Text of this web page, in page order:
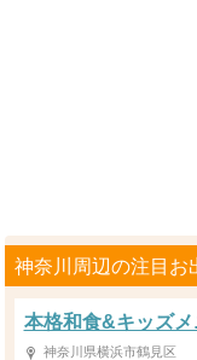
神奈川周辺の注目お
本格和食&キッズメ
神奈川県横浜市鶴見区